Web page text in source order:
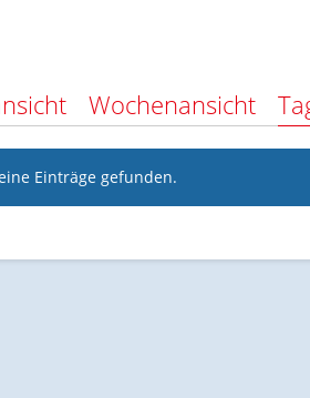
Wochenansicht
Einträge gefunden.